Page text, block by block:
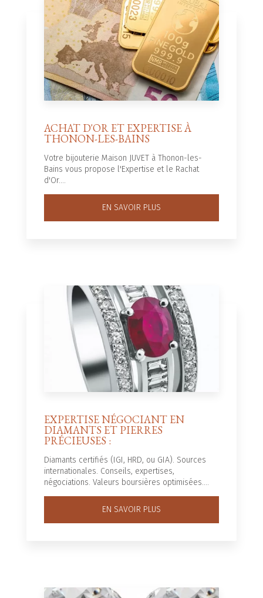
ACHAT D'OR ET EXPERTISE À
THONON-LES-BAINS
Votre bijouterie Maison JUVET à Thonon-les-
Bains vous propose l'Expertise et le Rachat
d'Or....
EN SAVOIR PLUS
EXPERTISE NÉGOCIANT EN
DIAMANTS ET PIERRES
PRÉCIEUSES :
Diamants certifiés (IGI, HRD, ou GIA). Sources
internationales. Conseils, expertises,
négociations. Valeurs boursières optimisées....
EN SAVOIR PLUS